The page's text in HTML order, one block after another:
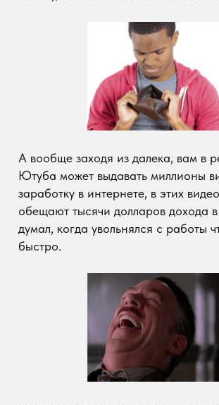
обещают тысячи долларов дохода в день. Так и я
думал, когда увольнялся с работы что все попрет
Начнем с основ, фрилансер - это профессионал
своего дела, в дизайне, программировании и
других удаленных профессий.
До этого у меня был опыт в подработке, я делал
сайты на CMS DLE кто знает, но подработка
была не постоянная.
И в общем я ухожу с работы, и ничего сразу не
получается, сарафанное радио не сработало как
ожидалось, запущенная реклама в яндекс
директе тоже не дает не каких результатов.
Нужно уметь ее правильно настраивать. Заказы
Нашел один ручной метод сбора контактов
организаций с 2гиса, есть бесплатная